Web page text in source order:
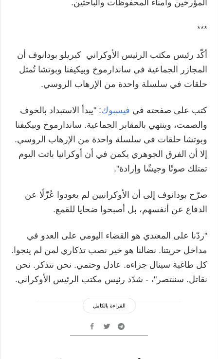
المؤرخين وأمناء المحفوظات والباحثين.
***
أكّد رئيس مكتب الرئيس الأوكراني كيريلو بودانوف أن
المجازر الجماعية في ساندارموخ وبيكيفنا وبوتشا تُمثل
حلقات في سلسلة واحدة من الإرهاب الروسي.
كتب على صفحته في فيسبوك: "يبدأ الاستبداد بالخوف
والصمت، وينتهي بالمقابر الجماعية. ساندارموخ وبيكيفنا
وبوتشا حلقات في سلسلة واحدة من الإرهاب الروسي.
إلا أن الفرق الجوهري يكمن في أن أوكرانيا باتت اليوم
تمتلك صوتًا وجيشًا وإرادة".
صرّح بودانوف إلى أن الأوكرانيين لم يعودوا عُزّلًا عن
الدفاع عن أنفسهم، بل أصبحوا ضحايا للقمع.
"ردّنا على المعتدي هو القضاء اليومي على العدو في
مداخل حريتنا. نضالنا هو خير نصب تذكاري لمن لم ينجوا.
كل طاغية سينال جزاءه. عادل وحتمي. نحن نتذكر. نحن
نقاتل. سننتصر"، - شدّد رئيس مكتب الرئيس الأوكراني.
القراءة بالكامل